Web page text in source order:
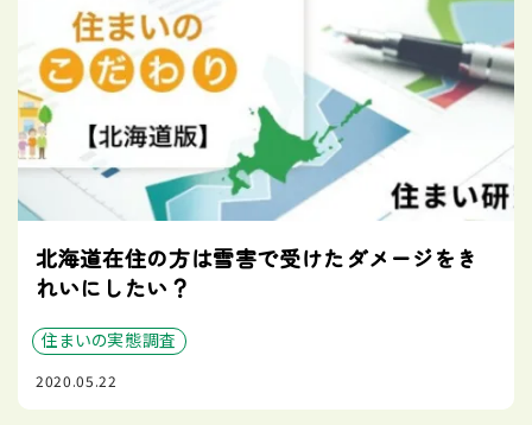
北海道在住の方は雪害で受けたダメージをき
れいにしたい？
住まいの実態調査
2020.05.22